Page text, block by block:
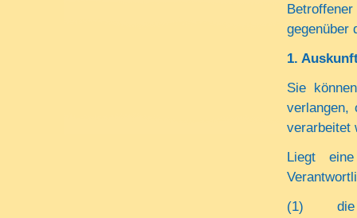
gegenüber
1.
Sie
verlangen,
verarbeitet
Liegt
(1) die